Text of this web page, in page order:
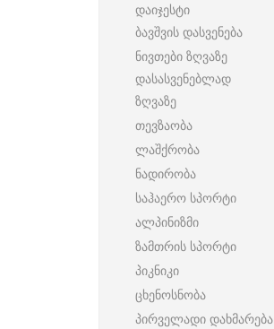
დაიჯესტი
ბავშვის დასვენება
ნივთები ზღვაზე
დასასვენებლად
ზღვაზე
თევზაობა
ლაშქრობა
ნადირობა
საჰაერო სპორტი
ალპინიზმი
ზამთრის სპორტი
პიკნიკი
ცხენოსნობა
პირველადი დახმარება